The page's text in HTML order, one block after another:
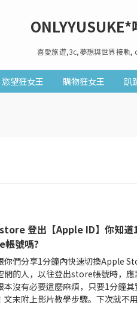
喜愛旅遊,3c,夢想與世界接軌
慾望狂女王 購物狂女王 趴
登出【Apple ID】你知道
號嗎?
你們分享1分鐘內快速切換Apple
間的人，以往登出store帳號時，
本沒有必要這麼麻煩，只要1分鐘
文末附上影片教學步驟。下次就不